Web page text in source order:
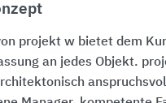
projekt w bietet dem
an jedes Objekt.